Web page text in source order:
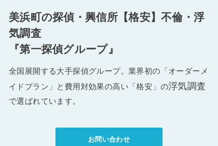
美浜町の探偵・興信所【格安】不倫・浮
気調査
『第一探偵グループ』
全国展開する大手探偵グループ。業界初の「オーダーメ
イドプラン」と費用対効果の高い「格安」の浮気調査
で選ばれています。
お問い合わせ